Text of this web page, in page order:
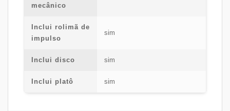
mecânico
Inclui rolimã de
impulso
sim
Inclui disco sim
Inclui platô sim